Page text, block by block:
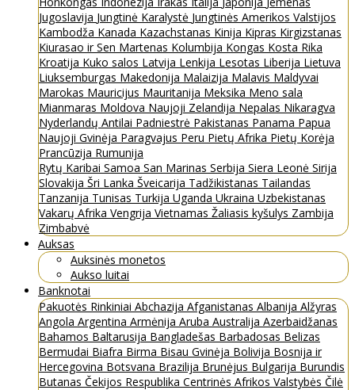
Jugoslavija Jungtinė Karalystė Jungtinės Amerikos Valstijos
Kambodža Kanada Kazachstanas Kinija Kipras Kirgizstanas
Kiurasao ir Sen Martenas Kolumbija Kongas Kosta Rika
Kroatija Kuko salos Latvija Lenkija Lesotas Liberija Lietuva
Liuksemburgas Makedonija Malaizija Malavis Maldyvai
Marokas Mauricijus Mauritanija Meksika Meno sala
Mianmaras Moldova Naujoji Zelandija Nepalas Nikaragva
Nyderlandų Antilai Padniestrė Pakistanas Panama Papua
Naujoji Gvinėja Paragvajus Peru Pietų Afrika Pietų Korėja
Prancūzija Rumunija
Rytų Karibai Samoa San Marinas Serbija Siera Leonė Sirija
Slovakija Šri Lanka Šveicarija Tadžikistanas Tailandas
Tanzanija Tunisas Turkija Uganda Ukraina Uzbekistanas
Vakarų Afrika Vengrija Vietnamas Žaliasis kyšulys Zambija
Zimbabvė
Auksas
Auksinės monetos
Aukso luitai
Banknotai
Pakuotės Rinkiniai Abchazija Afganistanas Albanija Alžyras
Angola Argentina Armėnija Aruba Australija Azerbaidžanas
Bahamos Baltarusija Bangladešas Barbadosas Belizas
Bermudai Biafra Birma Bisau Gvinėja Bolivija Bosnija ir
Hercegovina Botsvana Brazilija Brunėjus Bulgarija Burundis
Butanas Čekijos Respublika Centrinės Afrikos Valstybės Čilė